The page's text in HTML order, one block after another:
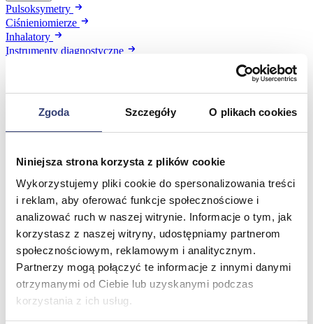
Zgoda Szczegóły O plikach cookies
Niniejsza strona korzysta z plików cookie
Wykorzystujemy pliki cookie do spersonalizowania treści
i reklam, aby oferować funkcje społecznościowe i
analizować ruch w naszej witrynie. Informacje o tym, jak
korzystasz z naszej witryny, udostępniamy partnerom
społecznościowym, reklamowym i analitycznym.
Partnerzy mogą połączyć te informacje z innymi danymi
otrzymanymi od Ciebie lub uzyskanymi podczas
korzystania z ich usług.
Pulsoksymetry
Ciśnieniomierze
Inhalatory
Instrumenty diagnostyczne
Termometry
Zobacz wszystko
Wróć
Kozetki
Pielęgnacja mebli
Taborety i krzesła
Stoły
Parawany
Fotele
Zobacz wszystko